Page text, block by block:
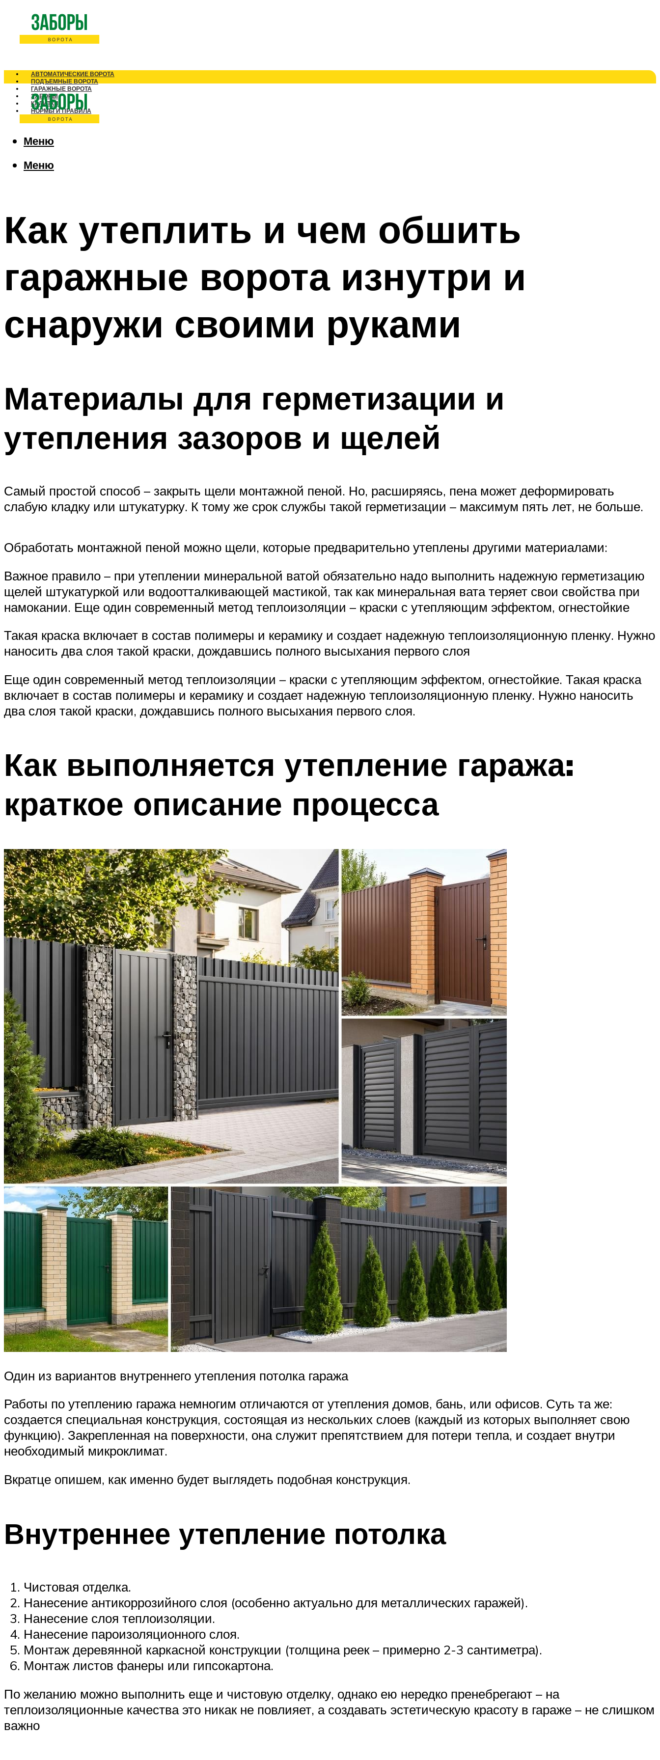
АВТОМАТИЧЕСКИЕ ВОРОТА
ПОДЪЕМНЫЕ ВОРОТА
ГАРАЖНЫЕ ВОРОТА
ЗАБОРЫ
КАЛИТКИ
НОРМЫ И ПРАВИЛА
Меню
Меню
Как утеплить и чем обшить
гаражные ворота изнутри и
снаружи своими руками
Материалы для герметизации и
утепления зазоров и щелей
Самый простой способ – закрыть щели монтажной пеной. Но, расширяясь, пена может деформировать
слабую кладку или штукатурку. К тому же срок службы такой герметизации – максимум пять лет, не больше.
Обработать монтажной пеной можно щели, которые предварительно утеплены другими материалами:
Важное правило – при утеплении минеральной ватой обязательно надо выполнить надежную герметизацию
щелей штукатуркой или водоотталкивающей мастикой, так как минеральная вата теряет свои свойства при
намокании. Еще один современный метод теплоизоляции – краски с утепляющим эффектом, огнестойкие
Такая краска включает в состав полимеры и керамику и создает надежную теплоизоляционную пленку. Нужно
наносить два слоя такой краски, дождавшись полного высыхания первого слоя
Еще один современный метод теплоизоляции – краски с утепляющим эффектом, огнестойкие. Такая краска
включает в состав полимеры и керамику и создает надежную теплоизоляционную пленку. Нужно наносить
два слоя такой краски, дождавшись полного высыхания первого слоя.
Как выполняется утепление гаража:
краткое описание процесса
Один из вариантов внутреннего утепления потолка гаража
Работы по утеплению гаража немногим отличаются от утепления домов, бань, или офисов. Суть та же:
создается специальная конструкция, состоящая из нескольких слоев (каждый из которых выполняет свою
функцию). Закрепленная на поверхности, она служит препятствием для потери тепла, и создает внутри
необходимый микроклимат.
Вкратце опишем, как именно будет выглядеть подобная конструкция.
Внутреннее утепление потолка
Чистовая отделка.
Нанесение антикоррозийного слоя (особенно актуально для металлических гаражей).
Нанесение слоя теплоизоляции.
Нанесение пароизоляционного слоя.
Монтаж деревянной каркасной конструкции (толщина реек – примерно 2-3 сантиметра).
Монтаж листов фанеры или гипсокартона.
По желанию можно выполнить еще и чистовую отделку, однако ею нередко пренебрегают – на
теплоизоляционные качества это никак не повлияет, а создавать эстетическую красоту в гараже – не слишком
важно